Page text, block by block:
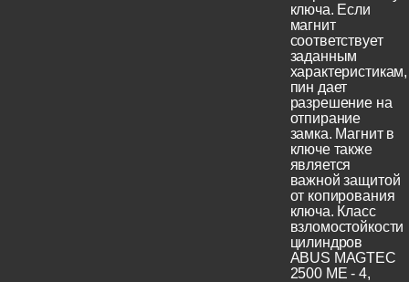
ключа. Если
магнит
соответствует
заданным
характеристикам,
пин дает
разрешение на
отпирание
замка. Магнит в
ключе также
является
важной защитой
от копирования
ключа. Класс
взломостойкости
цилиндров
ABUS MAGTEC
2500 ME - 4,